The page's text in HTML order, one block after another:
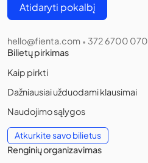
Atidaryti pokalbį
hello@fienta.com • 372 6700 070
Bilietų pirkimas
Kaip pirkti
Dažniausiai užduodami klausimai
Naudojimo sąlygos
Atkurkite savo bilietus
Renginių organizavimas